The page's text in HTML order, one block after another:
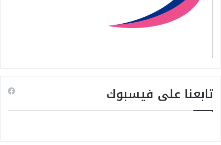
تابعنا على فيسبوك